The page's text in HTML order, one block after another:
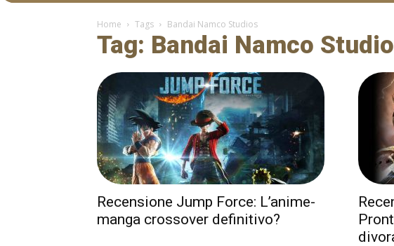
Home Tags Bandai Namco Studios
Tag: Bandai Namco
Recensione Jump Force: L’anime-
manga crossover definitivo?